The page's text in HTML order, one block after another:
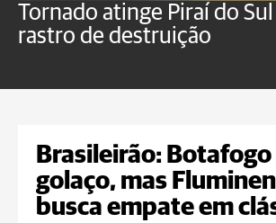
Tornado atinge Piraí do
rastro de destruição
Brasileirão: Botafogo
golaço, mas
busca empate em